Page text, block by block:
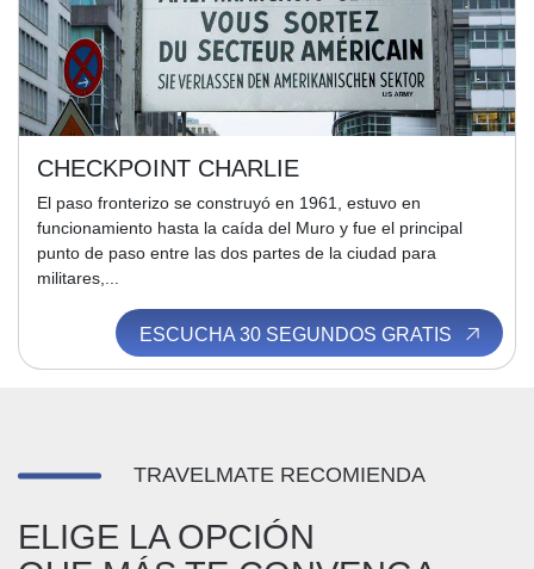
CHECKPOINT CHARLIE
El paso fronterizo se construyó en 1961, estuvo en
funcionamiento hasta la caída del Muro y fue el principal
punto de paso entre las dos partes de la ciudad para
militares,...
ESCUCHA 30 SEGUNDOS GRATIS
TRAVELMATE RECOMIENDA
ELIGE LA OPCIÓN